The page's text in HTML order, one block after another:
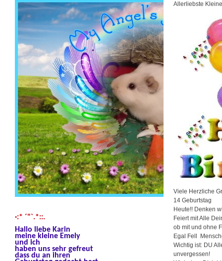
·:* ´"`.*::.
Hallo liebe Karin
meine kleine Emely
und ich
haben uns sehr gefreut
dass du an ihren
Allerliebste
Viele Herzliche
14 Geburtstag
Heute!! Denken
Feiert mit Alle
ob mit und ohne
Egal Fell
Wichtig ist: DU
unvergessen!